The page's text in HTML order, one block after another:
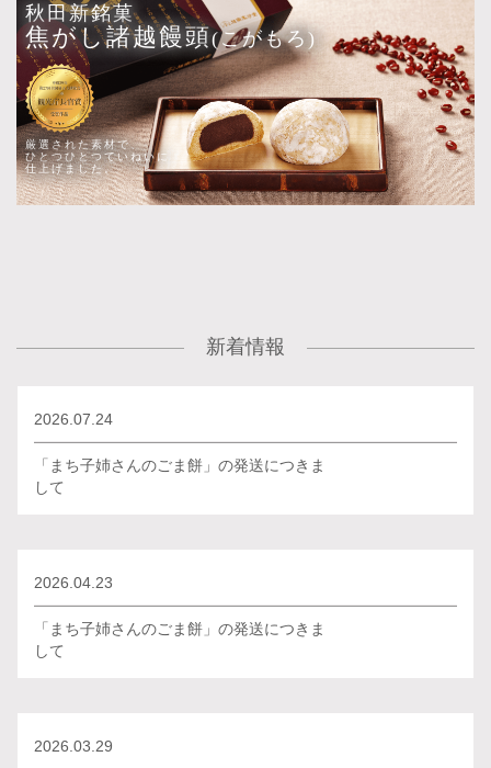
秋田新銘菓
焦がし諸越饅頭(こがもろ)
厳選された素材で、
ひとつひとつていねいに
仕上げました。
新着情報
2026.07.24
「まち子姉さんのごま餅」の発送につきま
して
2026.04.23
「まち子姉さんのごま餅」の発送につきま
して
2026.03.29